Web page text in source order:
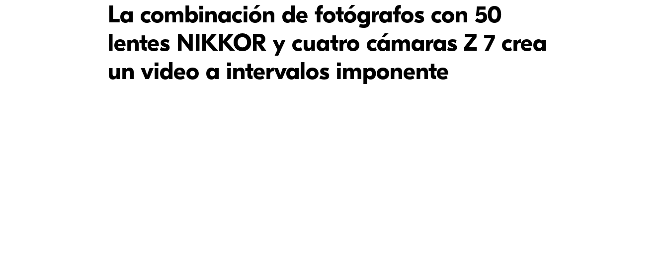
La combinación de fotógrafos con 50
lentes NIKKOR y cuatro cámaras Z 7 crea
un video a intervalos imponente